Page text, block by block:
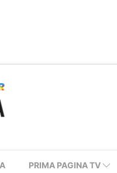
PRIMA PAGINA TV